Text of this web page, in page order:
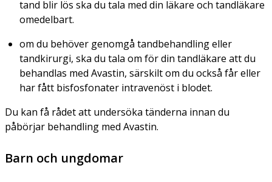
tand blir lös ska du tala med din läkare och tandläkare
omedelbart.
om du behöver genomgå tandbehandling eller
tandkirurgi, ska du tala om för din tandläkare att du
behandlas med Avastin, särskilt om du också får eller
har fått bisfosfonater intravenöst i blodet.
Du kan få rådet att undersöka tänderna innan du
påbörjar behandling med Avastin.
Barn och ungdomar